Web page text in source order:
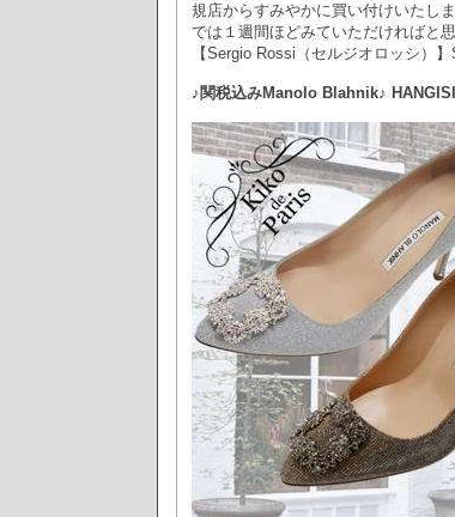
規店からすみやかに買い付けいたし
では１週間ほどみていただければと
【Sergio Rossi（セルジオロッシ）
♪関税込みManolo Blahnik♪